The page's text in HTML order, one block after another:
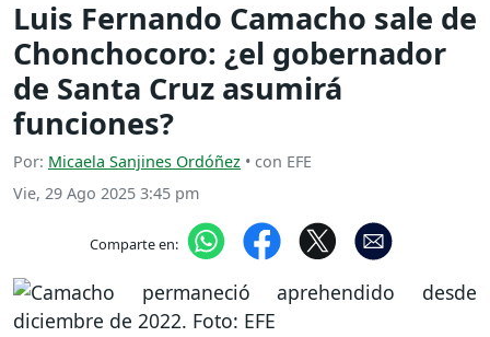
Luis Fernando Camacho sale de
Chonchocoro: ¿el gobernador
de Santa Cruz asumirá
funciones?
Por: Micaela Sanjines Ordóñez • con EFE
Vie, 29 Ago 2025 3:45 pm
Comparte en: